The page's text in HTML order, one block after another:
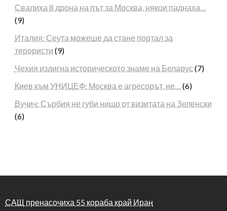
Свалиха 8 дрона на път за Москва, някои паднаха…
(9)
Италия: Сеута можеше да стане портал за
терористи (9)
Чехия издигна историческото знаме на Беларус(7)
Киев към УНИЦЕФ: Москва е агресорът, не… (6)
Вучич: Сърбия не губи нищо от визитата на Зеленски
(6)
САЩ пренасочиха 55 кораба край Иран